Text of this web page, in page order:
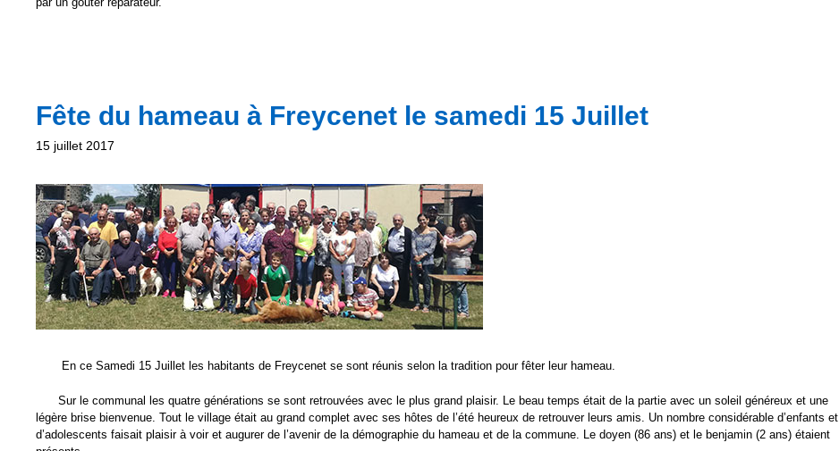
Fête du hameau à Freycenet le samedi 15 Juillet
15 juillet 2017
En ce Samedi 15 Juillet les habitants de Freycenet se sont réunis selon la tradition pour fêter leur hameau.
Sur le communal les quatre générations se sont retrouvées avec le plus grand plaisir. Le beau temps était de la partie avec un soleil généreux et une
légère brise bienvenue. Tout le village était au grand complet avec ses hôtes de l’été heureux de retrouver leurs amis. Un nombre considérable d’enfants et
d’adolescents faisait plaisir à voir et augurer de l’avenir de la démographie du hameau et de la commune. Le doyen (86 ans) et le benjamin (2 ans) étaient